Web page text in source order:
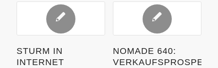
STURM IN
INTERNET
NOMADE 640:
VERKAUFSPROSPEKT